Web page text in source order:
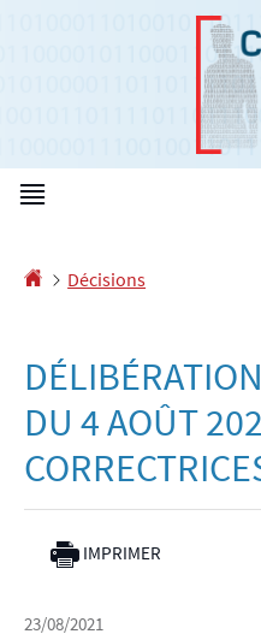
Accueil
Décisions
DU 4 AOÛT
IMPRIMER
23/08/2021